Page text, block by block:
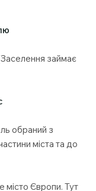
займає
обраний з
міста та до
Європи. Тут